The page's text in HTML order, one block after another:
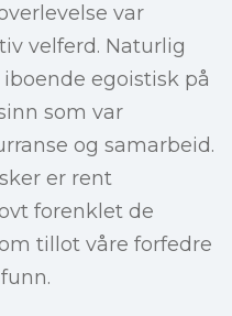
var
velferd. Naturlig
egoistisk på
som var
og samarbeid.
er rent
forenklet de
tillot våre forfedre